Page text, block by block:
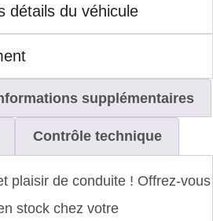
détails du véhicule
supplémentaires
Contrôle technique
plaisir de conduite ! Offrez-vous
stock chez votre